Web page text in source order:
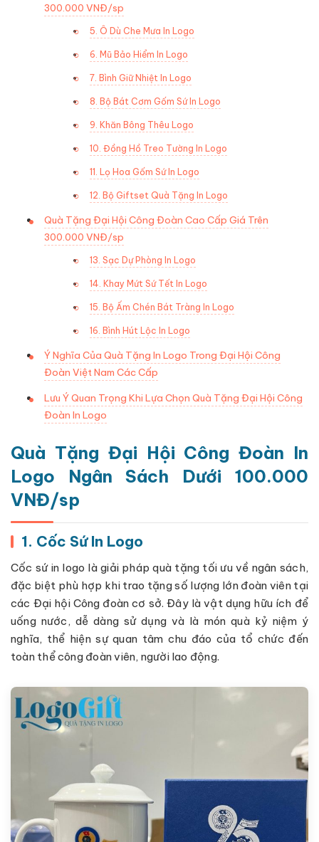
300.000 VNĐ/sp
5. Ô Dù Che Mưa In Logo
6. Mũ Bảo Hiểm In Logo
7. Bình Giữ Nhiệt In Logo
8. Bộ Bát Cơm Gốm Sứ In Logo
9. Khăn Bông Thêu Logo
10. Đồng Hồ Treo Tường In Logo
11. Lọ Hoa Gốm Sứ In Logo
12. Bộ Giftset Quà Tặng In Logo
Quà Tặng Đại Hội Công Đoàn Cao Cấp Giá Trên
300.000 VNĐ/sp
13. Sạc Dự Phòng In Logo
14. Khay Mứt Sứ Tết In Logo
15. Bộ Ấm Chén Bát Tràng In Logo
16. Bình Hút Lộc In Logo
Ý Nghĩa Của Quà Tặng In Logo Trong Đại Hội Công
Đoàn Việt Nam Các Cấp
Lưu Ý Quan Trọng Khi Lựa Chọn Quà Tặng Đại Hội Công
Đoàn In Logo
Quà Tặng Đại Hội Công Đoàn In
Logo Ngân Sách Dưới 100.000
VNĐ/sp
1. Cốc Sứ In Logo
Cốc sứ in logo là giải pháp quà tặng tối ưu về ngân sách,
đặc biệt phù hợp khi trao tặng số lượng lớn đoàn viên tại
các Đại hội Công đoàn cơ sở. Đây là vật dụng hữu ích để
uống nước, dễ dàng sử dụng và là món quà kỷ niệm ý
nghĩa, thể hiện sự quan tâm chu đáo của tổ chức đến
toàn thể công đoàn viên, người lao động.